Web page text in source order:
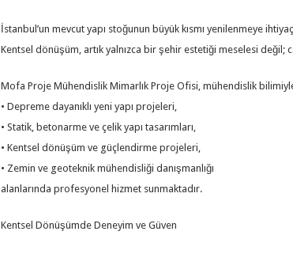
İstanbul’un mevcut yapı stoğunun büyük kısmı yenilenmeye
Kentsel dönüşüm, artık yalnızca bir şehir estetiği meselesi değil;
Mofa Proje Mühendislik Mimarlık Proje Ofisi, mühendislik
• Depreme dayanıklı yeni yapı projeleri,
• Statik, betonarme ve çelik yapı tasarımları,
• Kentsel dönüşüm ve güçlendirme projeleri,
• Zemin ve geoteknik mühendisliği danışmanlığı
alanlarında profesyonel hizmet sunmaktadır.
Kentsel Dönüşümde Deneyim ve Güven